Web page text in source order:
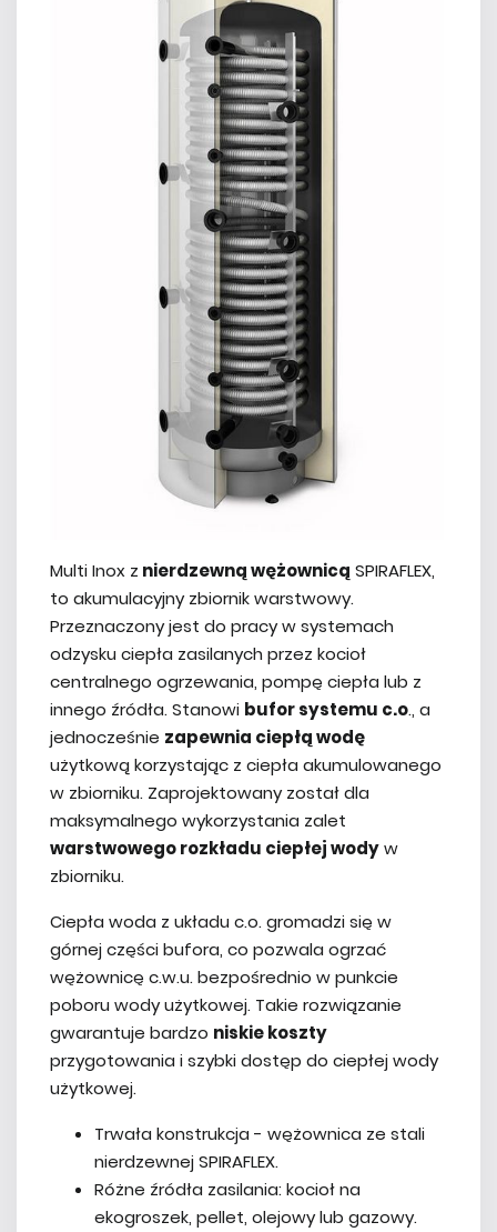
Multi Inox z nierdzewną wężownicą SPIRAFLEX,
to akumulacyjny zbiornik warstwowy.
Przeznaczony jest do pracy w systemach
odzysku ciepła zasilanych przez kocioł
centralnego ogrzewania, pompę ciepła lub z
innego źródła. Stanowi bufor systemu c.o., a
jednocześnie zapewnia ciepłą wodę
użytkową korzystając z ciepła akumulowanego
w zbiorniku. Zaprojektowany został dla
maksymalnego wykorzystania zalet
warstwowego rozkładu ciepłej wodyw
zbiorniku.
Ciepła woda z układu c.o. gromadzi się w
górnej części bufora, co pozwala ogrzać
wężownicę c.w.u. bezpośrednio w punkcie
poboru wody użytkowej. Takie rozwiązanie
gwarantuje bardzo niskie koszty
przygotowania i szybki dostęp do ciepłej wody
użytkowej.
Trwała konstrukcja - wężownica ze stali
nierdzewnej SPIRAFLEX.
Różne źródła zasilania: kocioł na
ekogroszek, pellet, olejowy lub gazowy.